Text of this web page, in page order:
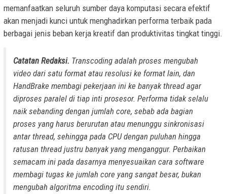
memanfaatkan seluruh sumber daya komputasi secara efektif
akan menjadi kunci untuk menghadirkan performa terbaik pada
berbagai jenis beban kerja kreatif dan produktivitas tingkat tinggi.
Catatan Redaksi. Transcoding adalah proses mengubah
video dari satu format atau resolusi ke format lain, dan
HandBrake membagi pekerjaan ini ke banyak thread agar
diproses paralel di tiap inti prosesor. Performa tidak selalu
naik sebanding dengan jumlah core, sebab ada bagian
proses yang harus berurutan atau menunggu sinkronisasi
antar thread, sehingga pada CPU dengan puluhan hingga
ratusan thread justru banyak yang menganggur. Perbaikan
semacam ini pada dasarnya menyesuaikan cara software
membagi tugas ke jumlah core yang sangat besar, bukan
mengubah algoritma encoding itu sendiri.